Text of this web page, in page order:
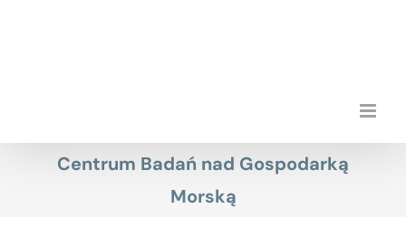
Centrum Badań nad Gospodarką
Morską